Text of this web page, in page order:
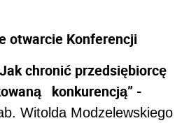
otwarcie Konferencji
Jak chronić przedsiębiorcę
konkurencją” -
Witolda Modzelewskiego